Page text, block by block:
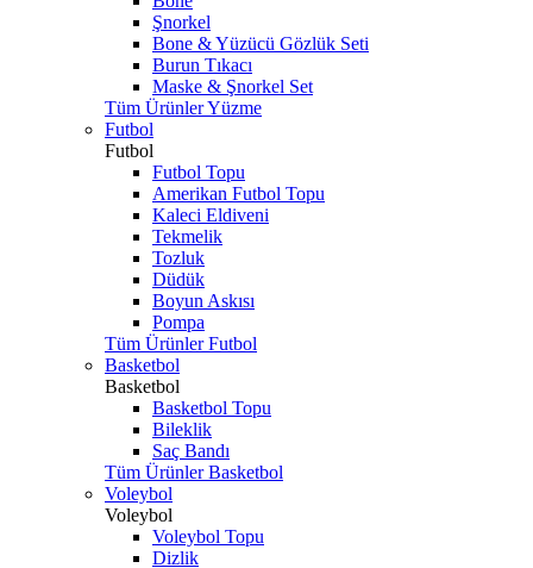
Şnorkel
Bone & Yüzücü Gözlük Seti
Burun Tıkacı
Maske & Şnorkel Set
Tüm Ürünler Yüzme
Futbol
Futbol
Futbol Topu
Amerikan Futbol Topu
Kaleci Eldiveni
Tekmelik
Tozluk
Düdük
Boyun Askısı
Pompa
Tüm Ürünler Futbol
Basketbol
Basketbol
Basketbol Topu
Bileklik
Saç Bandı
Tüm Ürünler Basketbol
Voleybol
Voleybol
Voleybol Topu
Dizlik